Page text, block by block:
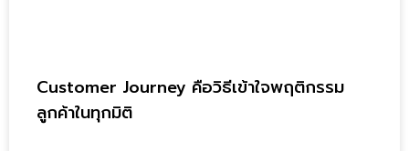
Customer Journey คือวิธีเข้าใจพฤติกรรม
ลูกค้าในทุกมิติ